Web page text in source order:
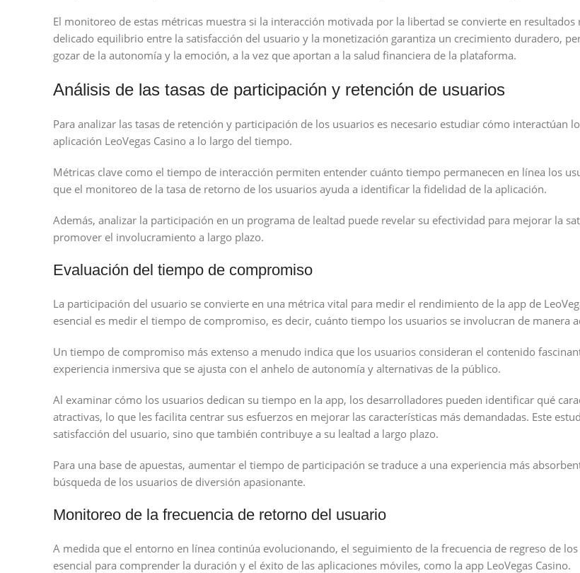
El monitoreo de estas métricas muestra si la interacción motivada por la libertad se convierte en resultados
delicado equilibrio entre la satisfacción del usuario y la monetización garantiza un crecimiento duradero,
gozar de la autonomía y la emoción, a la vez que aportan a la salud financiera de la plataforma.
Análisis de las tasas de participación y retención de usuarios
Para analizar las tasas de retención y participación de los usuarios es necesario estudiar cómo interactúan
aplicación LeoVegas Casino a lo largo del tiempo.
Métricas clave como el tiempo de interacción permiten entender cuánto tiempo permanecen en línea los
que el monitoreo de la tasa de retorno de los usuarios ayuda a identificar la fidelidad de la aplicación.
Además, analizar la participación en un programa de lealtad puede revelar su efectividad para mejorar la
promover el involucramiento a largo plazo.
Evaluación del tiempo de compromiso
La participación del usuario se convierte en una métrica vital para medir el rendimiento de la app de
esencial es medir el tiempo de compromiso, es decir, cuánto tiempo los usuarios se involucran de manera
Un tiempo de compromiso más extenso a menudo indica que los usuarios consideran el contenido
experiencia inmersiva que se ajusta con el anhelo de autonomía y alternativas de la público.
Al examinar cómo los usuarios dedican su tiempo en la app, los desarrolladores pueden identificar qué
atractivas, lo que les facilita centrar sus esfuerzos en mejorar las características más demandadas. Este
satisfacción del usuario, sino que también contribuye a su lealtad a largo plazo.
Para una base de apuestas, aumentar el tiempo de participación se traduce a una experiencia más
búsqueda de los usuarios de diversión apasionante.
Monitoreo de la frecuencia de retorno del usuario
A medida que el entorno en línea continúa evolucionando, el seguimiento de la frecuencia de regreso de
esencial para comprender la duración y el éxito de las aplicaciones móviles, como la app LeoVegas Casino.